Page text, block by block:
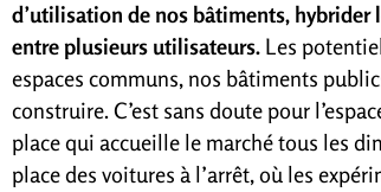
d’utilisation de nos bâtiments, hybrider
entre plusieurs utilisateurs. Les
espaces communs, nos bâtiments
construire. C’est sans doute pour
place qui accueille le marché tous les
place des voitures à l’arrêt, où les